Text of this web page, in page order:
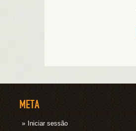
META
Iniciar sessão